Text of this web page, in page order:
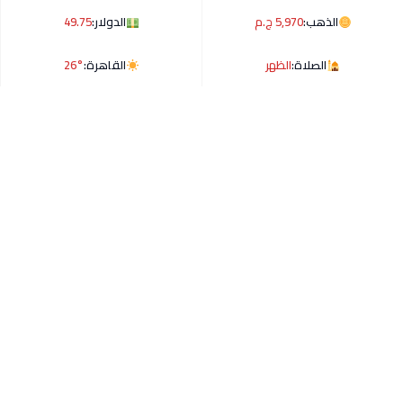
الذهب:5,970 ج.م الدولار:49.75
الصلاة:الظهر القاهرة:26°